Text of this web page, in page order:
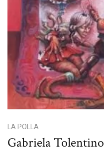
LA POLLA
Gabriela Tolentino